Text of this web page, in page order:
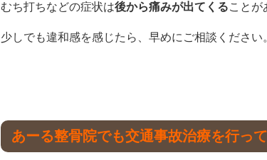
むち打ちなどの症状は後から痛みが出てくることが
少しでも違和感を感じたら、早めにご相談ください
あーる整骨院でも交通事故治療を行っ